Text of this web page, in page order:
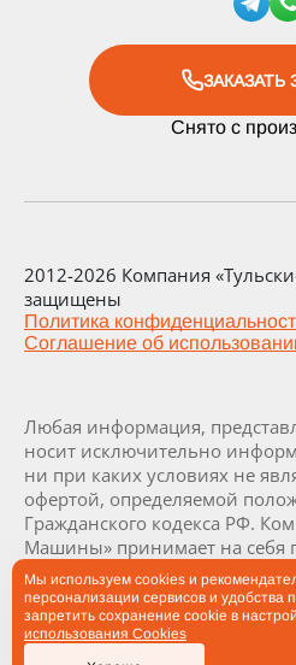
ЗАКАЗАТЬ
Снято с
2012-2026 Компания
защищены
Политика
Соглашение об
Любая информация,
носит исключительно
ни при каких условиях не
офертой, определяемой
Гражданского кодекса РФ.
Машины» принимает на себя
обязательства исключительно
и специально совершенных
комплектация заводов и их
проектными и могут быть
Мы используем cookies и
персонализации сервисов и удобства
запретить сохранение cookie в
использования Cookies